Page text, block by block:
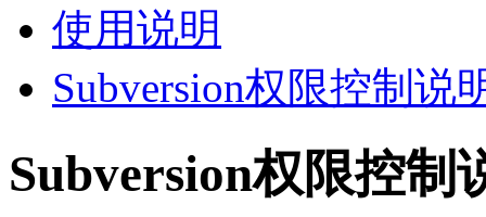
使用说明
Subversion权限控制说
Subversion权限控制